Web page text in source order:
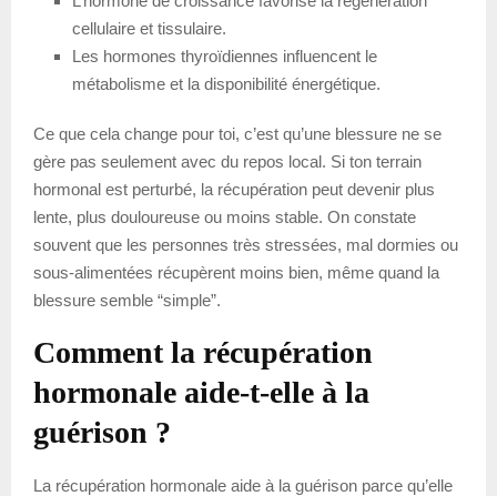
cellulaire et tissulaire.
Les hormones thyroïdiennes influencent le
métabolisme et la disponibilité énergétique.
Ce que cela change pour toi, c’est qu’une blessure ne se
gère pas seulement avec du repos local. Si ton terrain
hormonal est perturbé, la récupération peut devenir plus
lente, plus douloureuse ou moins stable. On constate
souvent que les personnes très stressées, mal dormies ou
sous-alimentées récupèrent moins bien, même quand la
blessure semble “simple”.
Comment la récupération
hormonale aide-t-elle à la
guérison ?
La récupération hormonale aide à la guérison parce qu’elle